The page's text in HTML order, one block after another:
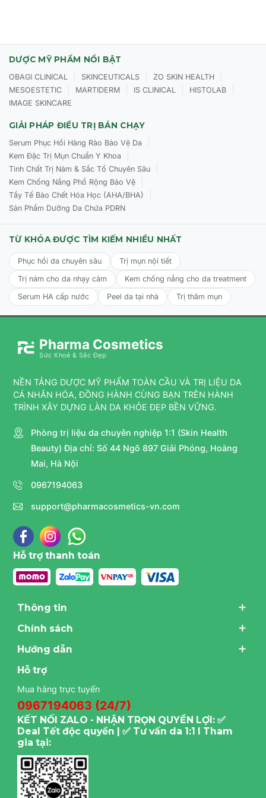
Sử dụng sau khi tắm (khi da còn hơi ẩm để dưỡng chất
Lấy một lượng kem vừa đủ thoa đều lên toàn bộ cơ thể.
vào các vùng da khô như khuỷu tay, đầu gối.
Sử dụng hàng ngày để sở hữu làn da mịn màng như lụa.
DƯỢC MỸ PHẨM NỔI BẬT
OBAGI CLINICAL SKINCEUTICALS ZO SKIN HEALTH
MESOESTETIC MARTIDERM IS CLINICAL HISTOLAB
IMAGE SKINCARE
GIẢI PHÁP ĐIỀU TRỊ BÁN CHẠY
Serum Phục Hồi Hàng Rào Bảo Vệ Da
Kem Đặc Trị Mụn Chuẩn Y Khoa
Tinh Chất Trị Nám & Sắc Tố Chuyên Sâu
Kem Chống Nắng Phổ Rộng Bảo Vệ
Tẩy Tế Bào Chết Hóa Học (AHA/BHA)
Sản Phẩm Dưỡng Da Chứa PDRN
TỪ KHÓA ĐƯỢC TÌM KIẾM NHIỀU NHẤT
Phục hồi da chuyên sâu
Trị mụn nội tiết
Trị nám cho da nhạy cảm
Kem chống nắng cho da treatment
Serum HA cấp nước
Peel da tại nhà Trị thâm mụn
Pharma Cosmetics
Sức Khoẻ & Sắc Đẹp
NỀN TẢNG DƯỢC MỸ PHẨM TOÀN CẦU VÀ TRỊ LIỆU DA
CÁ NHÂN HÓA, ĐỒNG HÀNH CÙNG BẠN TRÊN HÀNH
TRÌNH XÂY DỰNG LÀN DA KHỎE ĐẸP BỀN VỮNG.
Phòng trị liệu da chuyên nghiệp 1:1 (Skin Health
Beauty) Địa chỉ: Số 44 Ngõ 897 Giải Phóng, Hoàng
Mai, Hà Nội
0967194063
support@pharmacosmetics-vn.com
Hỗ trợ thanh toán
Thông tin
Chính sách
Hướng dẫn
Hỗ trợ
Mua hàng trực tuyến
0967194063 (24/7)
KẾT NỐI ZALO - NHẬN TRỌN QUYỀN LỢI: ✅
Deal Tết độc quyền | ✅ Tư vấn da 1:1 I Tham
gia tại: